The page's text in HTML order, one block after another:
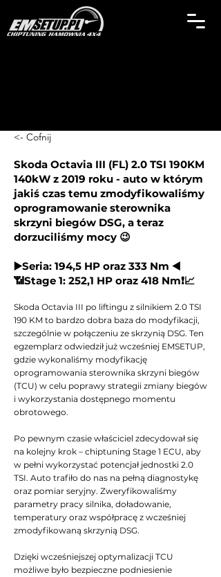
<- Cofnij
Skoda Octavia III (FL) 2.0 TSI 190KM
140kW z 2019 roku - auto w którym
jakiś czas temu zmodyfikowaliśmy
oprogramowanie sterownika
skrzyni biegów DSG, a teraz
dorzuciliśmy mocy 😉
▶️Seria: 194,5 HP oraz 333 Nm ◀️
📶Stage 1: 252,1 HP oraz 418 Nm❗📈
Skoda Octavia III po liftingu z silnikiem 2.0 TSI
190 KM to bardzo dobra baza do modyfikacji,
szczególnie w połączeniu ze skrzynią DSG. Ten
egzemplarz odwiedził już wcześniej EMSETUP,
gdzie wykonaliśmy modyfikację
oprogramowania sterownika skrzyni biegów
(TCU) w celu poprawy strategii zmiany biegów
i wykorzystania dostępnego momentu
obrotowego.
Po pewnym czasie właściciel zdecydował się
na kolejny krok – chiptuning Stage 1 ECU, aby
w pełni wykorzystać potencjał jednostki 2.0
TSI. Auto trafiło do nas na pełną diagnostykę
oraz pomiar seryjny. Zweryfikowaliśmy
parametry pracy silnika, doładowanie,
temperatury oraz współpracę z wcześniej
zmodyfikowaną skrzynią DSG.
Dzięki wcześniejszej optymalizacji TCU
możliwe było bezpieczne podniesienie